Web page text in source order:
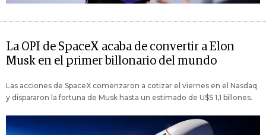
La OPI de SpaceX acaba de convertir a Elon
Musk en el primer billonario del mundo
Las acciones de SpaceX comenzaron a cotizar el viernes en el Nasdaq
y dispararon la fortuna de Musk hasta un estimado de U$S 1,1 billones.